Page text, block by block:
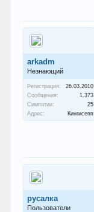
arkadm
Незнающий
Регистрация:
26.03.2010
Сообщения:
1.373
Симпатии:
25
Адрес:
Кингисепп
русалка
Пользователи